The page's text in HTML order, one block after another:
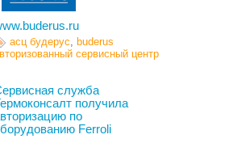
асц будерус, buderus
сервисный центр
служба
получила
по
Ferroli